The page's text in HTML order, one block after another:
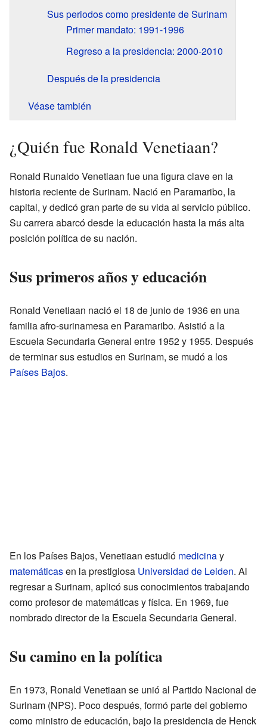
Sus periodos como presidente de Surinam
Primer mandato: 1991-1996
Regreso a la presidencia: 2000-2010
Después de la presidencia
Véase también
¿Quién fue Ronald Venetiaan?
Ronald Runaldo Venetiaan fue una figura clave en la
historia reciente de Surinam. Nació en Paramaribo, la
capital, y dedicó gran parte de su vida al servicio público.
Su carrera abarcó desde la educación hasta la más alta
posición política de su nación.
Sus primeros años y educación
Ronald Venetiaan nació el 18 de junio de 1936 en una
familia afro-surinamesa en Paramaribo. Asistió a la
Escuela Secundaria General entre 1952 y 1955. Después
de terminar sus estudios en Surinam, se mudó a los
Países Bajos.
En los Países Bajos, Venetiaan estudió medicinay
matemáticasen la prestigiosa Universidad de Leiden. Al
regresar a Surinam, aplicó sus conocimientos trabajando
como profesor de matemáticas y física. En 1969, fue
nombrado director de la Escuela Secundaria General.
Su camino en la política
En 1973, Ronald Venetiaan se unió al Partido Nacional de
Surinam (NPS). Poco después, formó parte del gobierno
como ministro de educación, bajo la presidencia de Henck